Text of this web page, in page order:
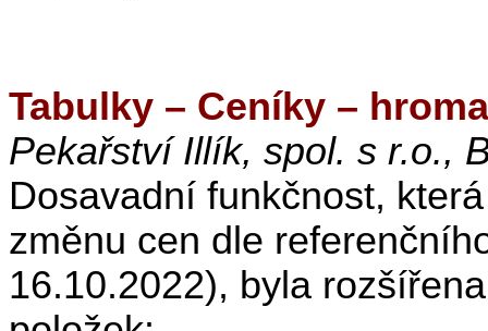
Tabulky – Ceníky –
Pekařství Illík, spol. s r.o.,
Dosavadní funkčnost,
změnu cen dle
16.10.2022), byla